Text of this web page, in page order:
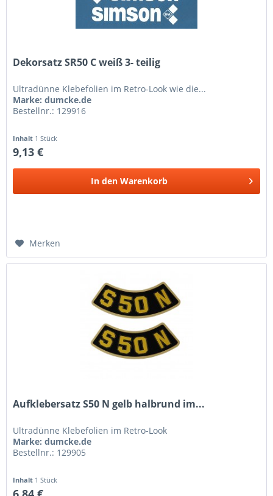
Dekorsatz SR50 C weiß 3- teilig
Ultradünne Klebefolien im Retro-Look wie die...
Marke: dumcke.de
Bestellnr.: 129916
Inhalt 1 Stück
9,13 €
In den Warenkorb
Merken
Aufklebersatz S50 N gelb halbrund im...
Ultradünne Klebefolien im Retro-Look
Marke: dumcke.de
Bestellnr.: 129905
Inhalt 1 Stück